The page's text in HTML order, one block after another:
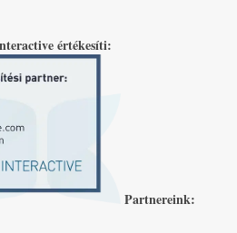
értékesíti:
Partnereink: